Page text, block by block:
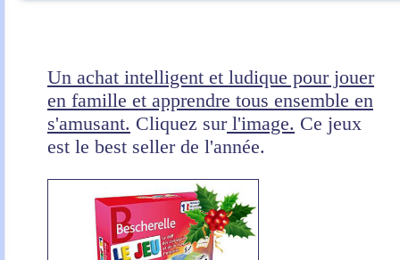
Un achat intelligent et ludique pour jouer
en famille et apprendre tous ensemble en
s'amusant. Cliquez surl'image. Ce jeux
est le best seller de l'année.